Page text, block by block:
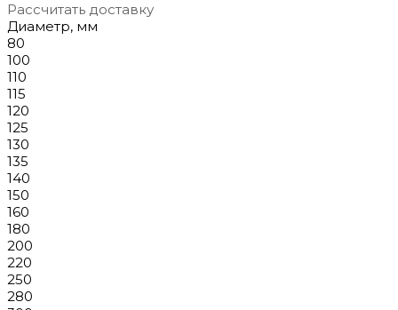
Рассчитать доставку
Диаметр, мм
80
100
110
115
120
125
130
135
140
150
160
180
200
220
250
280